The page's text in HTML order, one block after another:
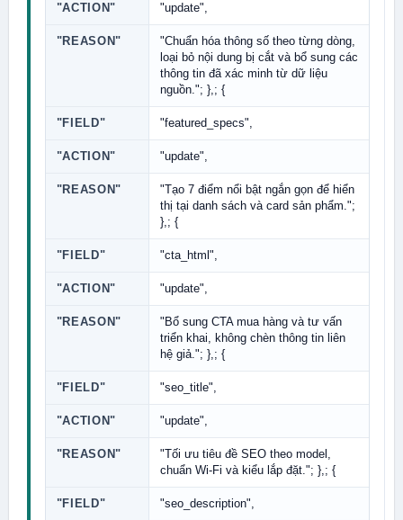
"ACTION" "update",
"REASON"
"Chuẩn hóa thông số theo từng dòng,
loại bỏ nội dung bị cắt và bổ sung các
thông tin đã xác minh từ dữ liệu
nguồn."; },; {
"FIELD" "featured_specs",
"ACTION" "update",
"REASON"
"Tạo 7 điểm nổi bật ngắn gọn để hiển
thị tại danh sách và card sản phẩm.";
},; {
"FIELD" "cta_html",
"ACTION" "update",
"REASON"
"Bổ sung CTA mua hàng và tư vấn
triển khai, không chèn thông tin liên
hệ giả."; },; {
"FIELD" "seo_title",
"ACTION" "update",
"REASON"
"Tối ưu tiêu đề SEO theo model,
chuẩn Wi-Fi và kiểu lắp đặt."; },; {
"FIELD" "seo_description",